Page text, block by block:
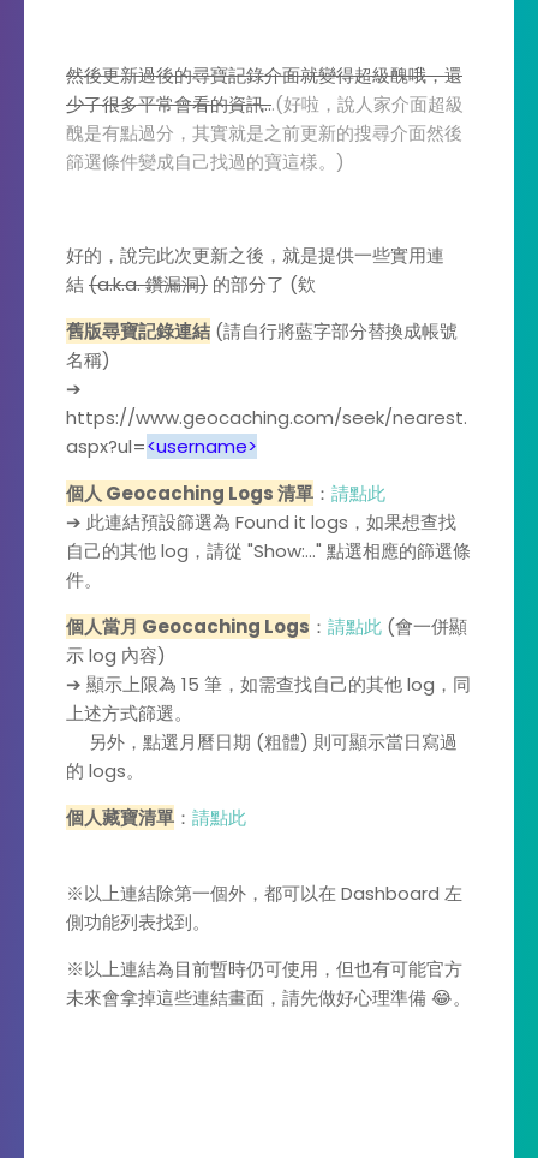
然後更新過後的尋寶記錄介面就變得超級醜哦，還
少了很多平常會看的資訊...(好啦，說人家介面超級
醜是有點過分，其實就是之前更新的搜尋介面然後
篩選條件變成自己找過的寶這樣。)
好的，說完此次更新之後，就是提供一些實用連
結(a.k.a. 鑽漏洞) 的部分了 (欸
舊版尋寶記錄連結 (請自行將藍字部分替換成帳號
名稱)
➔
https://www.geocaching.com/seek/nearest.
aspx?ul=<username>
個人 Geocaching Logs 清單 ： 請點此
➔ 此連結預設篩選為 Found it logs，如果想查找
自己的其他 log，請從 "Show:..." 點選相應的篩選條
件。
個人當月 Geocaching Logs ： 請點此 (會一併顯
示 log 內容)
➔ 顯示上限為 15 筆，如需查找自己的其他 log，同
上述方式篩選。
另外，點選月曆日期 (粗體) 則可顯示當日寫過
的 logs。
個人藏寶清單 ： 請點此
※以上連結除第一個外，都可以在 Dashboard 左
側功能列表找到。
※以上連結為目前暫時仍可使用，但也有可能官方
未來會拿掉這些連結畫面，請先做好心理準備 😂。